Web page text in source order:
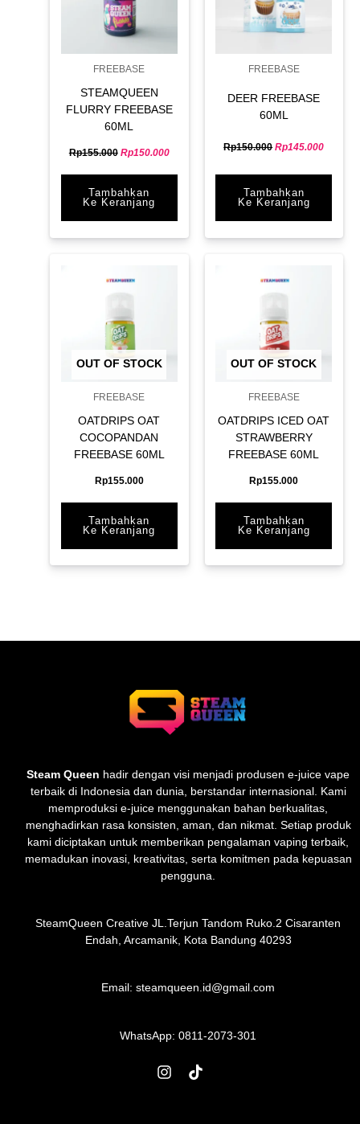
FREEBASE
STEAMQUEEN
FLURRY FREEBASE
60ML
Rp155.000 Rp150.000
Tambahkan
Ke Keranjang
FREEBASE
DEER FREEBASE
60ML
Rp150.000 Rp145.000
Tambahkan
Ke Keranjang
OUT OF STOCK
FREEBASE
OATDRIPS OAT
COCOPANDAN
FREEBASE 60ML
Rp155.000
Tambahkan
Ke Keranjang
OUT OF STOCK
FREEBASE
OATDRIPS ICED OAT
STRAWBERRY
FREEBASE 60ML
Rp155.000
Tambahkan
Ke Keranjang
Steam Queen hadir dengan visi menjadi produsen e-juice vape
terbaik di Indonesia dan dunia, berstandar internasional. Kami
memproduksi e-juice menggunakan bahan berkualitas,
menghadirkan rasa konsisten, aman, dan nikmat. Setiap produk
kami diciptakan untuk memberikan pengalaman vaping terbaik,
memadukan inovasi, kreativitas, serta komitmen pada kepuasan
pengguna.
SteamQueen Creative JL.Terjun Tandom Ruko.2 Cisaranten
Endah, Arcamanik, Kota Bandung 40293
Email: steamqueen.id@gmail.com
WhatsApp: 0811-2073-301